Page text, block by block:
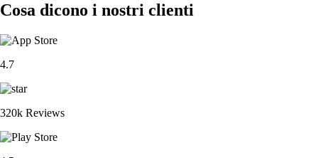
Cosa dicono i nostri clienti
4.7
320k Reviews